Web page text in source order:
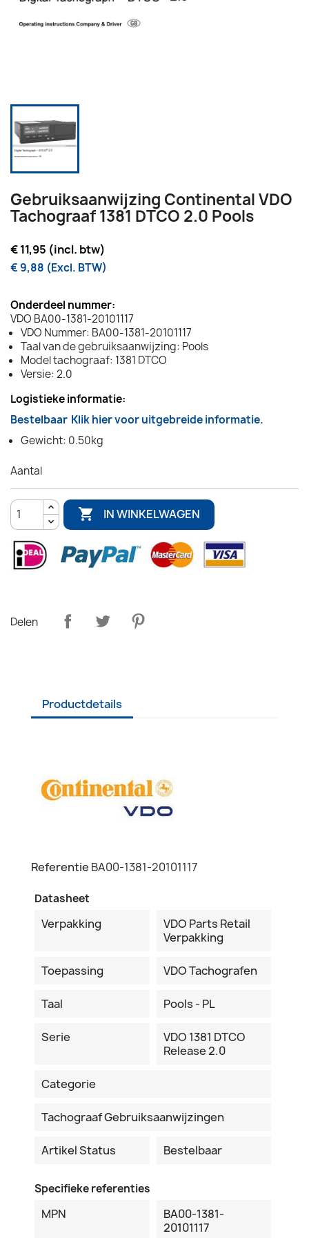
Gebruiksaanwijzing Continental VDO
Tachograaf 1381 DTCO 2.0 Pools
€ 11,95 (incl. btw)
€ 9,88 (Excl. BTW)
Onderdeel nummer:
VDO BA00-1381-20101117
VDO Nummer: BA00-1381-20101117
Taal van de gebruiksaanwijzing: Pools
Model tachograaf: 1381 DTCO
Versie: 2.0
Logistieke informatie:
Bestelbaar Klik hier voor uitgebreide informatie.
Gewicht: 0.50kg
Aantal
 IN WINKELWAGEN
Delen
Productdetails
Referentie BA00-1381-20101117
Datasheet
Verpakking
VDO Parts Retail
Verpakking
Toepassing VDO Tachografen
Taal Pools - PL
Serie
VDO 1381 DTCO
Release 2.0
Categorie
Tachograaf Gebruiksaanwijzingen
Artikel Status Bestelbaar
Specifieke referenties
MPN
BA00-1381-
20101117